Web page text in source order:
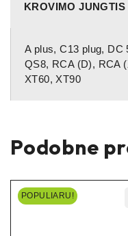
Žalia lemputė –
prie baterijos.
KROVIMO JUNGTIS
A plus, C13 plug, DC
QS8, RCA (D), RCA
XT60, XT90
Podobne
POPULIARU!